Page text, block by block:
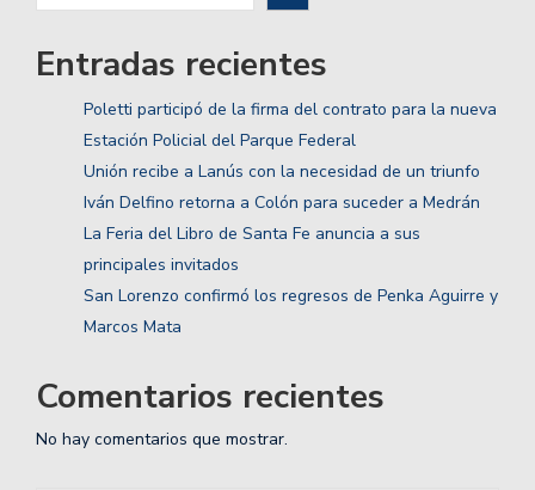
Entradas recientes
Poletti participó de la firma del contrato para la nueva
Estación Policial del Parque Federal
Unión recibe a Lanús con la necesidad de un triunfo
Iván Delfino retorna a Colón para suceder a Medrán
La Feria del Libro de Santa Fe anuncia a sus
principales invitados
San Lorenzo confirmó los regresos de Penka Aguirre y
Marcos Mata
Comentarios recientes
No hay comentarios que mostrar.